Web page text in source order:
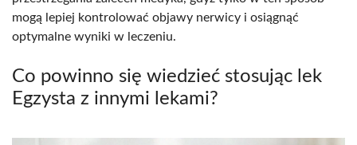
mogą lepiej kontrolować objawy nerwicy i osiągnąć
optymalne wyniki w leczeniu.
Co powinno się wiedzieć stosując lek
Egzysta z innymi lekami?